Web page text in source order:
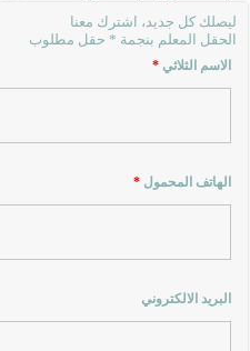
ليصلك كل جديد، اشترك معنا
الحقل المعلم بنجمة * حقل مطلوب
الاسم الثلاثي*
الهاتف المحمول*
البريد الالكتروني